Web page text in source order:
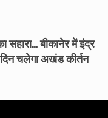
बीकानेर में इंद्र
चलेगा अखंड कीर्तन